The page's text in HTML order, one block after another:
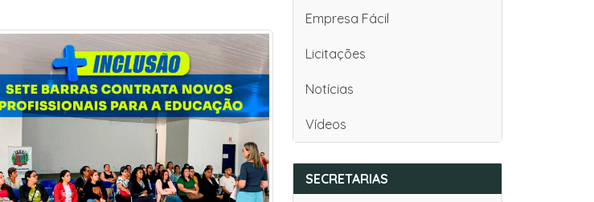
Empresa Fácil
Licitações
Notícias
Vídeos
SECRETARIAS